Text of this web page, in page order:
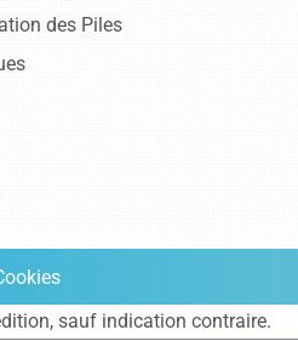
des Piles
, sauf indication contraire.